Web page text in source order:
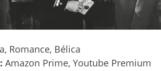
Romance, Bélica
Amazon Prime, Youtube Premium